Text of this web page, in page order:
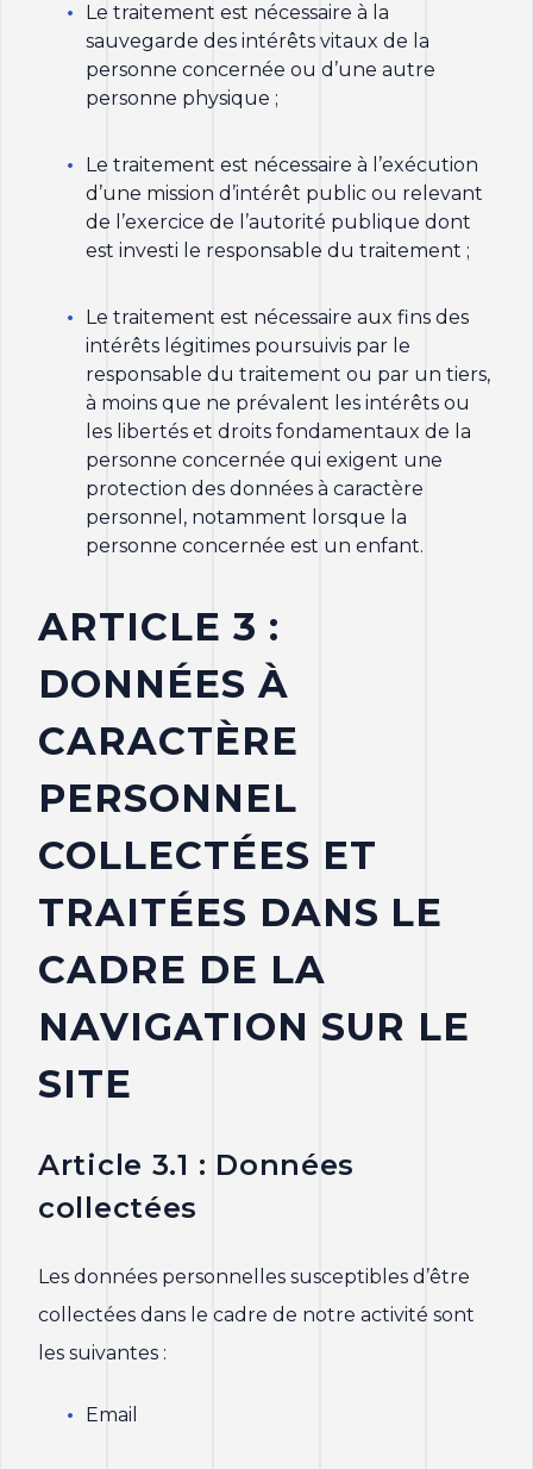
Le traitement est nécessaire à la
sauvegarde des intérêts vitaux de la
personne concernée ou d’une autre
personne physique ;
Le traitement est nécessaire à l’exécution
d’une mission d’intérêt public ou relevant
de l’exercice de l’autorité publique dont
est investi le responsable du traitement ;
Le traitement est nécessaire aux fins des
intérêts légitimes poursuivis par le
responsable du traitement ou par un tiers,
à moins que ne prévalent les intérêts ou
les libertés et droits fondamentaux de la
personne concernée qui exigent une
protection des données à caractère
personnel, notamment lorsque la
personne concernée est un enfant.
ARTICLE 3 :
DONNÉES À
CARACTÈRE
PERSONNEL
COLLECTÉES ET
TRAITÉES DANS LE
CADRE DE LA
NAVIGATION SUR LE
SITE
Article 3.1 : Données
collectées
Les données personnelles susceptibles d’être
collectées dans le cadre de notre activité sont
les suivantes :
Email